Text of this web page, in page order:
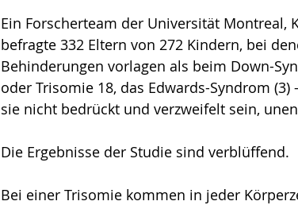
Ein Forscherteam der Uni­versität Montreal,
befragte 332 Eltern von 272 Kin­dern, bei
Behinderungen vorlagen als beim Down-
oder Trisomie 18, das Edwards-Syndrom
sie nicht bedrückt und verzweifelt sein,
Die Ergebnisse der Studie sind verblüffend.
Bei einer Tri­somie kommen in jeder